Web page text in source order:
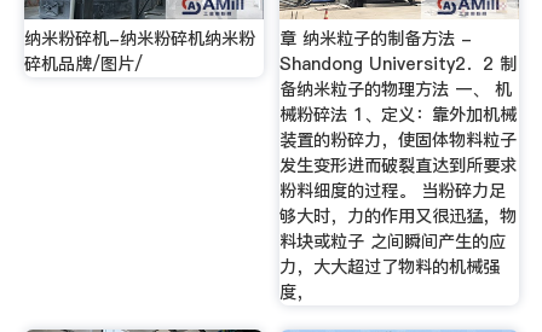
纳米粉碎机-纳米粉碎机纳米粉
碎机品牌/图片/
章 纳米粒子的制备方法 -
Shandong University2．2 制
备纳米粒子的物理方法 一、 机
械粉碎法 1、定义：靠外加机械
装置的粉碎力，使固体物料粒子
发生变形进而破裂直达到所要求
粉料细度的过程。 当粉碎力足
够大时，力的作用又很迅猛，物
料块或粒子 之间瞬间产生的应
力，大大超过了物料的机械强
度，